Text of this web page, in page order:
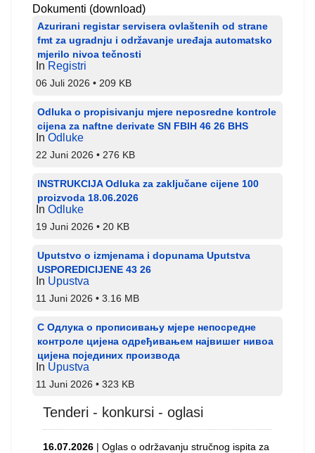
Dokumenti (download)
Azurirani registar servisera ovlaštenih od strane
fmt za ugradnju i održavanje uređaja automatsko
mjerilo nivoa tečnosti
In Registri
06 Juli 2026 209 KB
Odluka o propisivanju mjere neposredne kontrole
cijena za naftne derivate SN FBIH 46 26 BHS
In Odluke
22 Juni 2026 276 KB
INSTRUKCIJA Odluka za zaključane cijene 100
proizvoda 18.06.2026
In Odluke
19 Juni 2026 20 KB
Uputstvo o izmjenama i dopunama Uputstva
USPOREDICIJENE 43 26
In Upustva
11 Juni 2026 3.16 MB
С Одлука о прописивању мјере непосредне
контроле цијена одређивањем највишег нивоа
цијена појединих производа
In Upustva
11 Juni 2026 323 KB
Tenderi - konkursi - oglasi
16.07.2026 | Oglas o održavanju stručnog ispita za